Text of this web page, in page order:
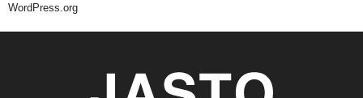
WordPress.org